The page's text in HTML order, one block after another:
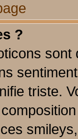
?
triste.